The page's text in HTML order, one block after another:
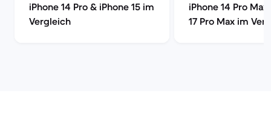
iPhone 14 Pro & iPhone 15 im
Vergleich
iPhone 14 Pro
17 Pro Max im